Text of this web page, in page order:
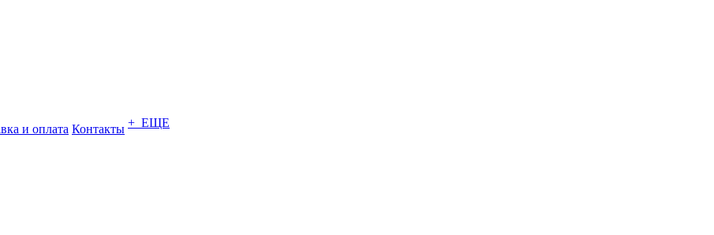
и оплата Контакты + ЕЩЕ